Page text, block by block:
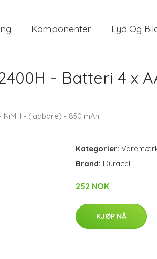
Komponenter Lyd Og
- Batteri 4 x
- (ladbare) - 850 mAh
Kategorier:
Brand: Duracell
252 NOK
KJØP NÅ